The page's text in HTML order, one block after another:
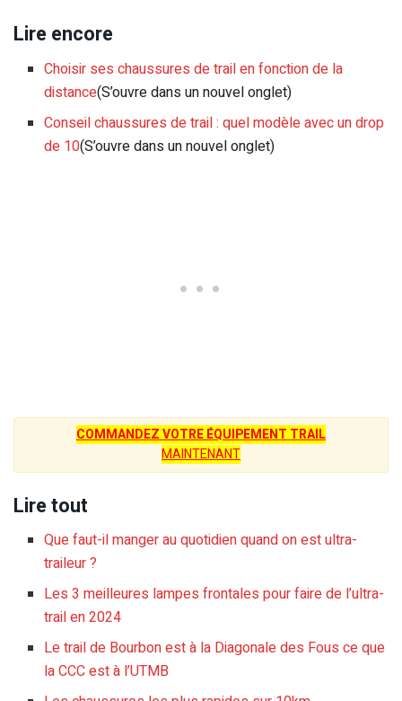
Lire encore
Choisir ses chaussures de trail en fonction de la
distance(S’ouvre dans un nouvel onglet)
Conseil chaussures de trail : quel modèle avec un drop
de 10(S’ouvre dans un nouvel onglet)
COMMANDEZ VOTRE ÉQUIPEMENT TRAIL
MAINTENANT
Lire tout
Que faut-il manger au quotidien quand on est ultra-
traileur ?
Les 3 meilleures lampes frontales pour faire de l’ultra-
trail en 2024
Le trail de Bourbon est à la Diagonale des Fous ce que
la CCC est à l’UTMB